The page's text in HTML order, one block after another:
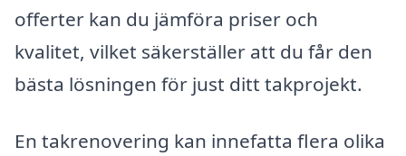
offerter kan du jämföra priser och
kvalitet, vilket säkerställer att du får den
bästa lösningen för just ditt takprojekt.
En takrenovering kan innefatta flera olika